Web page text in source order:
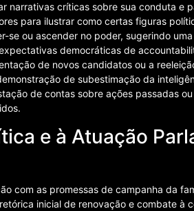
narrativas críticas sobre sua conduta e
para ilustrar como certas figuras
se ou ascender no poder, sugerindo
democráticas de
de novos candidatos ou a
de subestimação da
de contas sobre ações passadas
e à Atuação
com as promessas de campanha da
inicial de renovação e combate à